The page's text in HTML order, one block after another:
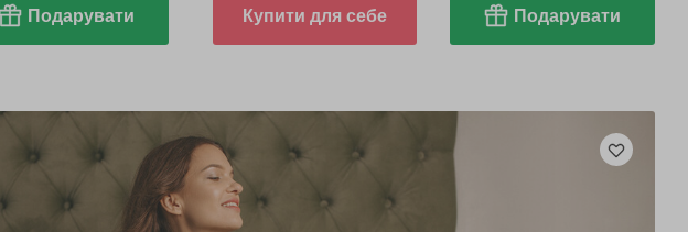
Подарувати Купити для себе Подарувати